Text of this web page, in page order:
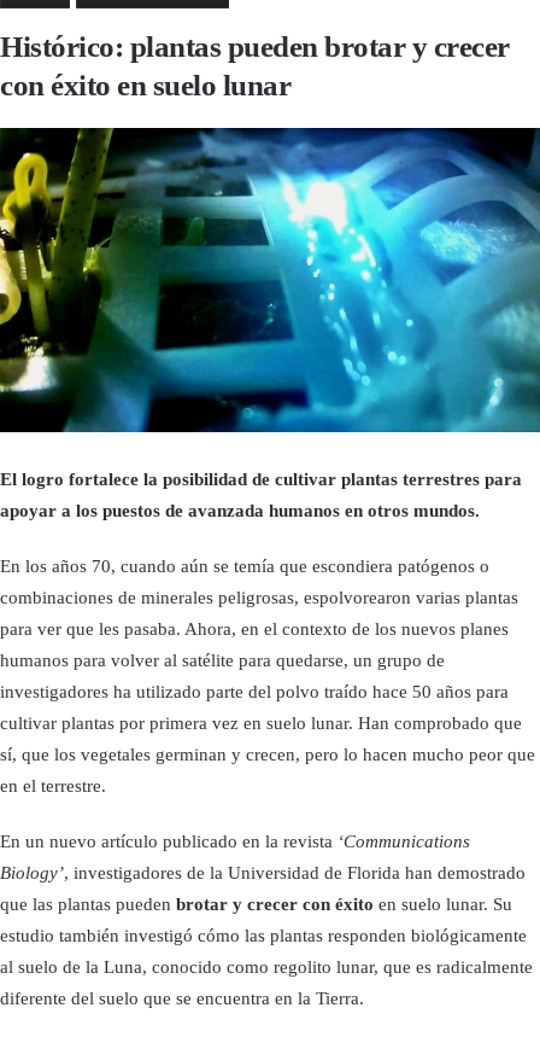
Histórico: plantas pueden brotar y crecer
con éxito en suelo lunar
El logro fortalece la posibilidad de cultivar plantas terrestres para
apoyar a los puestos de avanzada humanos en otros mundos.
En los años 70, cuando aún se temía que escondiera patógenos o
combinaciones de minerales peligrosas, espolvorearon varias plantas
para ver que les pasaba. Ahora, en el contexto de los nuevos planes
humanos para volver al satélite para quedarse, un grupo de
investigadores ha utilizado parte del polvo traído hace 50 años para
cultivar plantas por primera vez en suelo lunar. Han comprobado que
sí, que los vegetales germinan y crecen, pero lo hacen mucho peor que
en el terrestre.
En un nuevo artículo publicado en la revista ‘Communications
Biology’, investigadores de la Universidad de Florida han demostrado
que las plantas pueden brotar y crecer con éxito en suelo lunar. Su
estudio también investigó cómo las plantas responden biológicamente
al suelo de la Luna, conocido como regolito lunar, que es radicalmente
diferente del suelo que se encuentra en la Tierra.